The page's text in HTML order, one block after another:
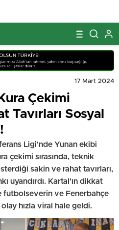
17 Mart 2024
Çekimi
Tavırları Sosyal
Ligi'nde Yunan ekibi
çekimi sırasında, teknik
sakin ve rahat tavırları,
uyandırdı. Kartal'ın dikkat
futbolseverin ve Fenerbahçe
hızla viral hale geldi.